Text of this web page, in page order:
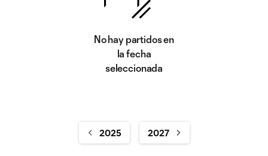
No hay partidos en
la fecha
seleccionada
2025 2027